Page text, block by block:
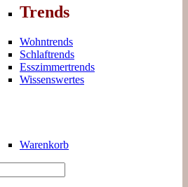
Trends
Wohntrends
Schlaftrends
Esszimmertrends
Wissenswertes
Warenkorb